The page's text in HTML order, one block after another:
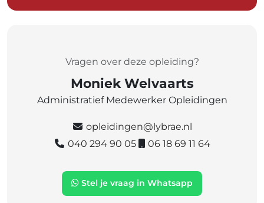
Vragen over deze opleiding?
Moniek Welvaarts
Administratief Medewerker Opleidingen
opleidingen@lybrae.nl
040 294 90 05
06 18 69 11 64
Stel je vraag in Whatsapp